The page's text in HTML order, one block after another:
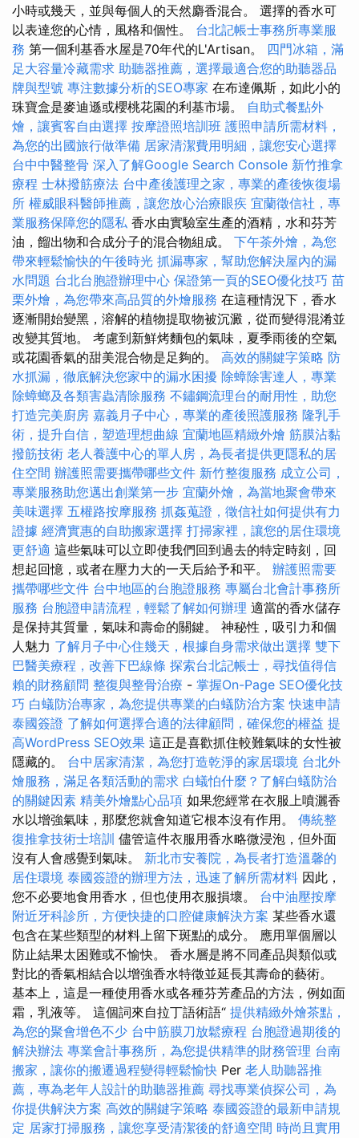
小時或幾天，並與每個人的天然麝香混合。 選擇的香水可
以表達您的心情，風格和個性。 台北記帳士事務所專業服
務 第一個利基香水屋是70年代的L'Artisan。 四門冰箱，滿
足大容量冷藏需求 助聽器推薦，選擇最適合您的助聽器品
牌與型號 專注數據分析的SEO專家 在布達佩斯，如此小的
珠寶盒是麥迪遜或櫻桃花園的利基市場。 自助式餐點外
燴，讓賓客自由選擇 按摩證照培訓班 護照申請所需材料，
為您的出國旅行做準備 居家清潔費用明細，讓您安心選擇
台中中醫整骨 深入了解Google Search Console 新竹推拿
療程 士林撥筋療法 台中產後護理之家，專業的產後恢復場
所 權威眼科醫師推薦，讓您放心治療眼疾 宜蘭徵信社，專
業服務保障您的隱私 香水由實驗室生產的酒精，水和芬芳
油，餾出物和合成分子的混合物組成。 下午茶外燴，為您
帶來輕鬆愉快的午後時光 抓漏專家，幫助您解決屋內的漏
水問題 台北台胞證辦理中心 保證第一頁的SEO優化技巧 苗
栗外燴，為您帶來高品質的外燴服務 在這種情況下，香水
逐漸開始變黑，溶解的植物提取物被沉澱，從而變得混淆並
改變其質地。 考慮到新鮮烤麵包的氣味，夏季雨後的空氣
或花園香氣的甜美混合物是足夠的。 高效的關鍵字策略 防
水抓漏，徹底解決您家中的漏水困擾 除蟑除害達人，專業
除蟑螂及各類害蟲清除服務 不鏽鋼流理台的耐用性，助您
打造完美廚房 嘉義月子中心，專業的產後照護服務 隆乳手
術，提升自信，塑造理想曲線 宜蘭地區精緻外燴 筋膜沾黏
撥筋技術 老人養護中心的單人房，為長者提供更隱私的居
住空間 辦護照需要攜帶哪些文件 新竹整復服務 成立公司，
專業服務助您邁出創業第一步 宜蘭外燴，為當地聚會帶來
美味選擇 五權路按摩服務 抓姦蒐證，徵信社如何提供有力
證據 經濟實惠的自助搬家選擇 打掃家裡，讓您的居住環境
更舒適 這些氣味可以立即使我們回到過去的特定時刻，回
想起回憶，或者在壓力大的一天后給予和平。 辦護照需要
攜帶哪些文件 台中地區的台胞證服務 專屬台北會計事務所
服務 台胞證申請流程，輕鬆了解如何辦理 適當的香水儲存
是保持其質量，氣味和壽命的關鍵。 神秘性，吸引力和個
人魅力 了解月子中心住幾天，根據自身需求做出選擇 雙下
巴醫美療程，改善下巴線條 探索台北記帳士，尋找值得信
賴的財務顧問 整復與整骨治療 - 掌握On-Page SEO優化技
巧 白蟻防治專家，為您提供專業的白蟻防治方案 快速申請
泰國簽證 了解如何選擇合適的法律顧問，確保您的權益 提
高WordPress SEO效果 這正是喜歡抓住較難氣味的女性被
隱藏的。 台中居家清潔，為您打造乾淨的家居環境 台北外
燴服務，滿足各類活動的需求 白蟻怕什麼？了解白蟻防治
的關鍵因素 精美外燴點心品項 如果您經常在衣服上噴灑香
水以增強氣味，那麼您就會知道它根本沒有作用。 傳統整
復推拿技術士培訓 儘管這件衣服用香水略微浸泡，但外面
沒有人會感覺到氣味。 新北市安養院，為長者打造溫馨的
居住環境 泰國簽證的辦理方法，迅速了解所需材料 因此，
您不必要地食用香水，但也使用衣服損壞。 台中油壓按摩
附近牙科診所，方便快捷的口腔健康解決方案 某些香水還
包含在某些類型的材料上留下斑點的成分。 應用單個層以
防止結果太困難或不愉快。 香水層是將不同產品與類似或
對比的香氣相結合以增強香水特徵並延長其壽命的藝術。
基本上，這是一種使用香水或各種芬芳產品的方法，例如面
霜，乳液等。 這個詞來自拉丁語術語“ 提供精緻外燴茶點，
為您的聚會增色不少 台中筋膜刀放鬆療程 台胞證過期後的
解決辦法 專業會計事務所，為您提供精準的財務管理 台南
搬家，讓你的搬遷過程變得輕鬆愉快 Per 老人助聽器推
薦，專為老年人設計的助聽器推薦 尋找專業偵探公司，為
你提供解決方案 高效的關鍵字策略 泰國簽證的最新申請規
定 居家打掃服務，讓您享受清潔後的舒適空間 時尚且實用